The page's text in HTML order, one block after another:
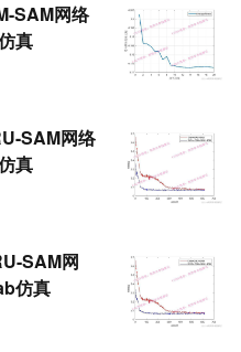
SAM网络
真
SAM网络
真
SAM网
仿真